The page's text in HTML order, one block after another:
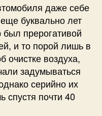
даже себе
буквально лет
прерогативой
и то порой лишь в
очистке воздуха,
задумываться
серийно их
спустя почти 40